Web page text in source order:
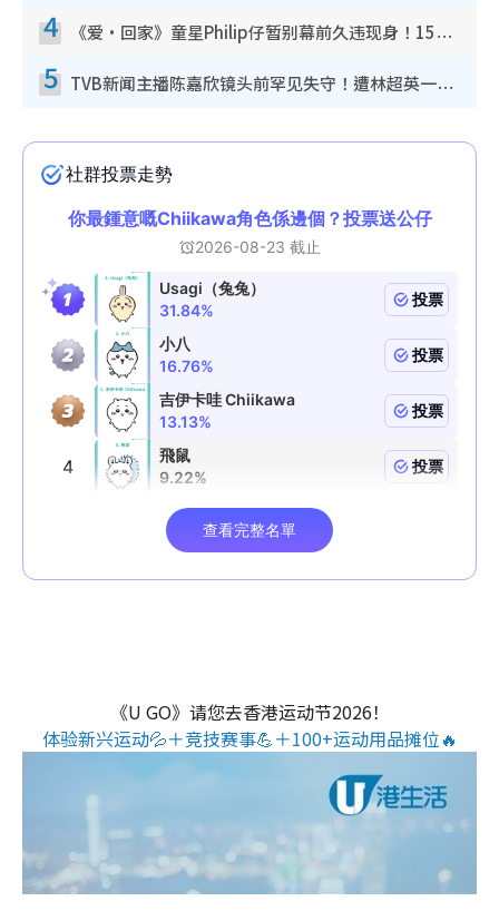
4 《爱·回家》童星Philip仔暂别幕前久违现身！15岁近况暴风成长长高变帅气少年
5 TVB新闻主播陈嘉欣镜头前罕见失守！遭林超英一句话突袭吓坏当场大笑
《U GO》请您去香港运动节2026！
体验新兴运动💦＋竞技赛事💪＋100+运动用品摊位🔥